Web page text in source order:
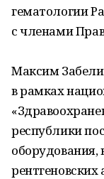
гематологии
с членами
Максим
в рамках
республики
оборудования,